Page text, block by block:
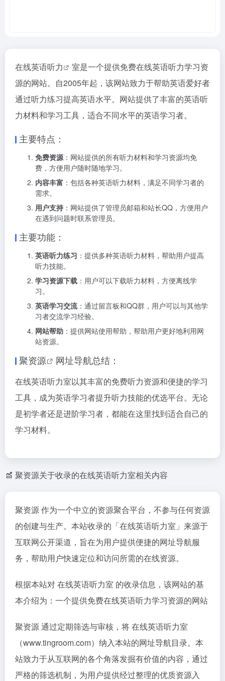
在线英语听力
室是一个提供免费在线英语听力学习资
源的网站。自2005年起，该网站致力于帮助英语爱好者
通过听力练习提高英语水平。网站提供了丰富的英语听
力材料和学习工具，适合不同水平的英语学习者。
主要特点：
免费资源：网站提供的所有听力材料和学习资源均免
费，方便用户随时随地学习。
内容丰富 ：包括各种英语听力材料，满足不同学习者的
需求。
用户支持 ：网站提供了管理员邮箱和站长QQ，方便用户
在遇到问题时联系管理员。
主要功能：
英语听力练习 ：提供多种英语听力材料，帮助用户提高
听力技能。
学习资源下载 ：用户可以下载听力材料，方便离线学
习。
英语学习交流：通过留言板和QQ群，用户可以与其他学
习者交流学习经验。
网站帮助 ：提供网站使用帮助，帮助用户更好地利用网
站资源。
聚资源 网址导航总结：
在线英语听力室以其丰富的免费听力资源和便捷的学习
工具，成为英语学习者提升听力技能的优选平台。无论
是初学者还是进阶学习者，都能在这里找到适合自己的
学习材料。
聚资源关于收录的在线英语听力室相关内容
聚资源 作为一个中立的资源聚合平台，不参与任何资源
的创建与生产。本站收录的「在线英语听力室」来源于
互联网公开渠道，旨在为用户提供便捷的网址导航服
务，帮助用户快速定位和访问所需的在线资源。
根据本站对 在线英语听力室 的收录信息，该网站的基
本介绍为：一个提供免费在线英语听力学习资源的网站
聚资源 通过定期筛选与审核，将 在线英语听力室
（www.tingroom.com）纳入本站的网址导航目录。本
站致力于从互联网的各个角落发掘有价值的内容，通过
严格的筛选机制，为用户提供经过整理的优质资源入